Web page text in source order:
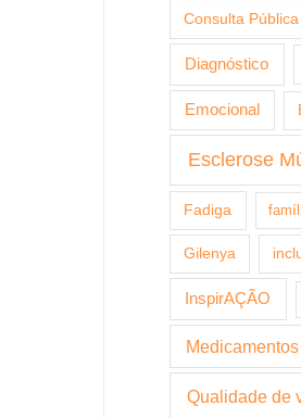
Consulta Pública
Diagnóstico
Emocional
Esclerose
Fadiga
Gilenya
InspirAÇÃO
Medicamentos
Qualidade de